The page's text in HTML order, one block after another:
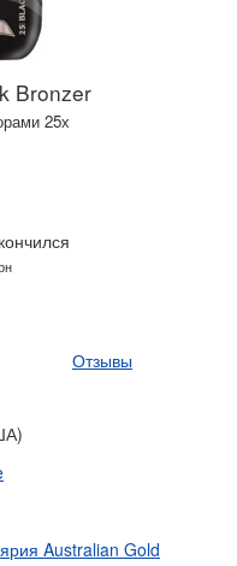
Bronzer
25х
Отзывы
Australian Gold